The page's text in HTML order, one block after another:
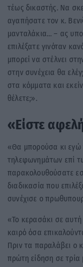
τέως δικαστής. Να
αγαπήσατε τον κ.
μανταλάκια… – ας
επιλέξατε γινόταν
μπορεί να στέλνει
στην συνέχεια θα
στα κόμματα και
θέλετε;».
«Είστε
«Θα μπορούσα κι
τηλεφωνημάτων επί
παρακολουθούσατε
διαδικασία που
συνέχισε ο
«Το κερασάκι σε αυτή
καιρό όσα
Πριν τα παραλάβει ο
πρώτη είδηση σε τρία